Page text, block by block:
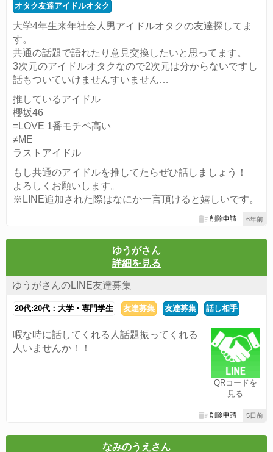
オタク友達アイドルオタク
大学4年生来年社会人男アイドルオタクの友達探してま
す。
共通の話題で語れたり意見交換したいと思ってます。
3次元のアイドルオタクなので2次元は分からないですし
話もついていけませんすいません…
推しているアイドル
櫻坂46
=LOVE 1番モチベ高い
≠ME
ラストアイドル
もし共通のアイドルを推してたらぜひ話しましょう！
よろしくお願いします。
※LINE追加された際はなにか一言頂けると嬉しいです。
6年前
削除申請
ゆうがさん
詳細を見る
ゆうがさんのLINE友達募集
20代:20代：大学・専門学生 友達募集 友達募集 話し相手
QRコードを
見る
暇な時に話してくれる人話題振ってくれる
人いませんか！！
5日前
削除申請
なみのうえさん